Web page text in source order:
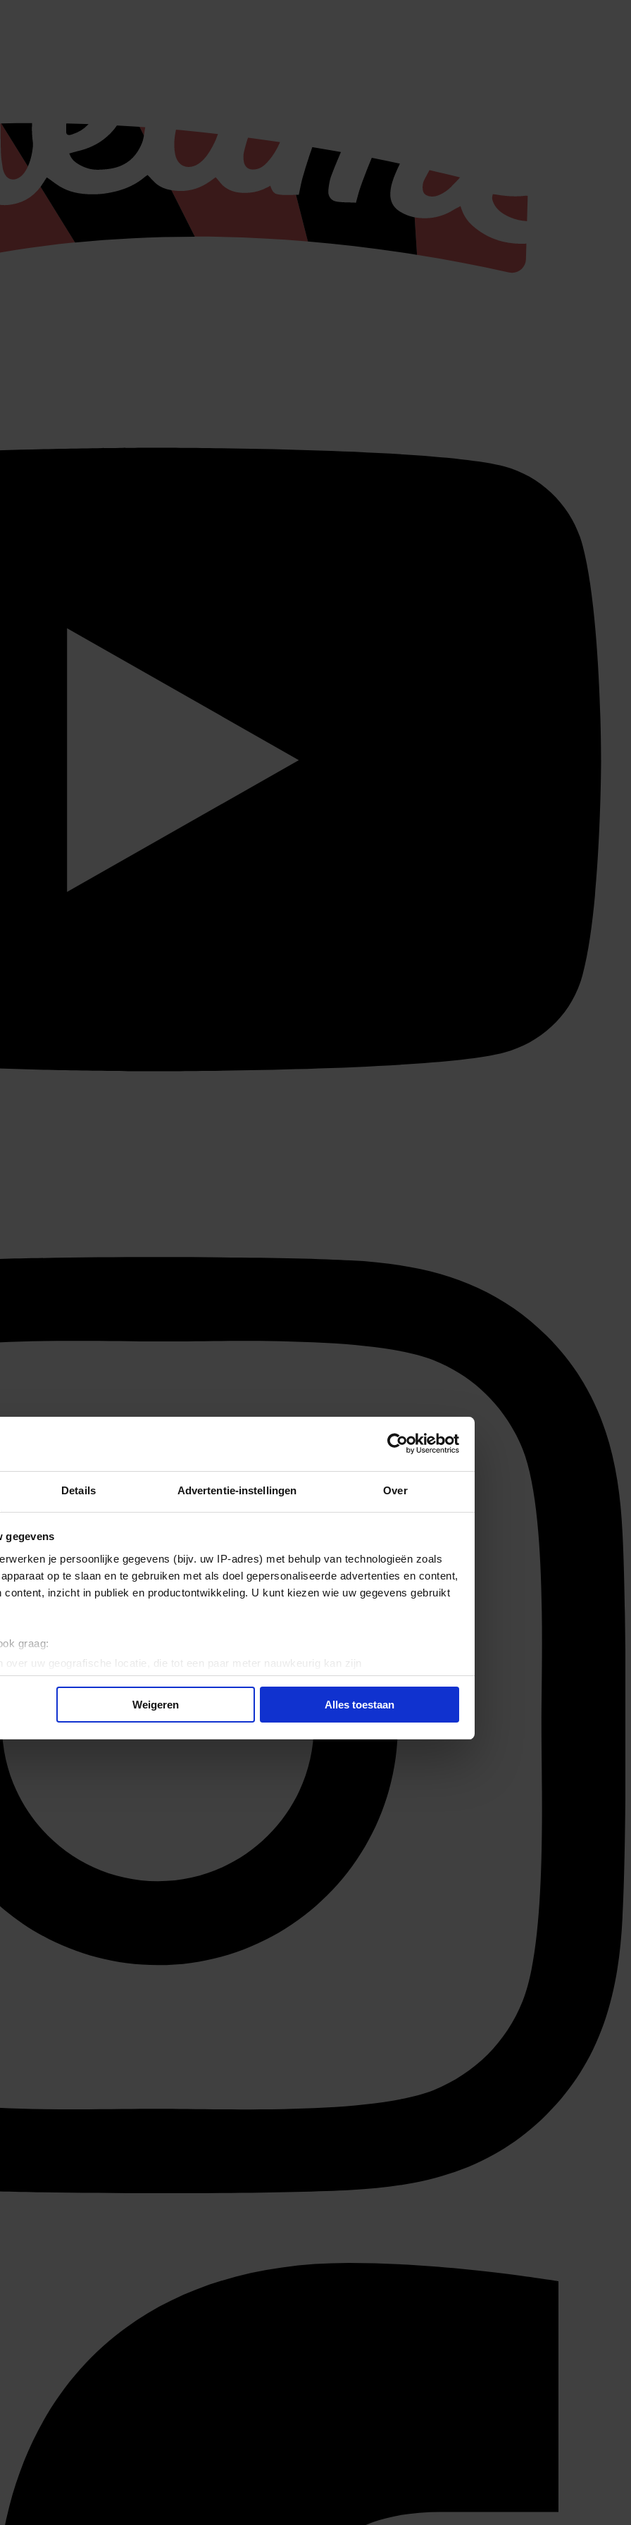
Details Advertentie-instellingen Over
gegevens
je persoonlijke gegevens (bijv. uw IP-adres) met behulp van technologieën zoals
op te slaan en te gebruiken met als doel gepersonaliseerde advertenties en content,
content, inzicht in publiek en productontwikkeling. U kunt kiezen wie uw gegevens gebruikt
graag:
over uw geografische locatie, die tot een paar meter nauwkeurig kan zijn
door het actief te scannen op specifieke eigenschappen (fingerprinting)
gegevens worden verwerkt en stel uw voorkeuren in het
detailgedeelte
en advertenties te personaliseren, om functies voor social media te bieden en om ons
Ook delen we informatie over uw gebruik van onze site met onze partners voor social
Deze partners kunnen deze gegevens combineren met andere informatie die u aan ze heeft
op basis van uw gebruik van hun services.
Weigeren Alles toestaan